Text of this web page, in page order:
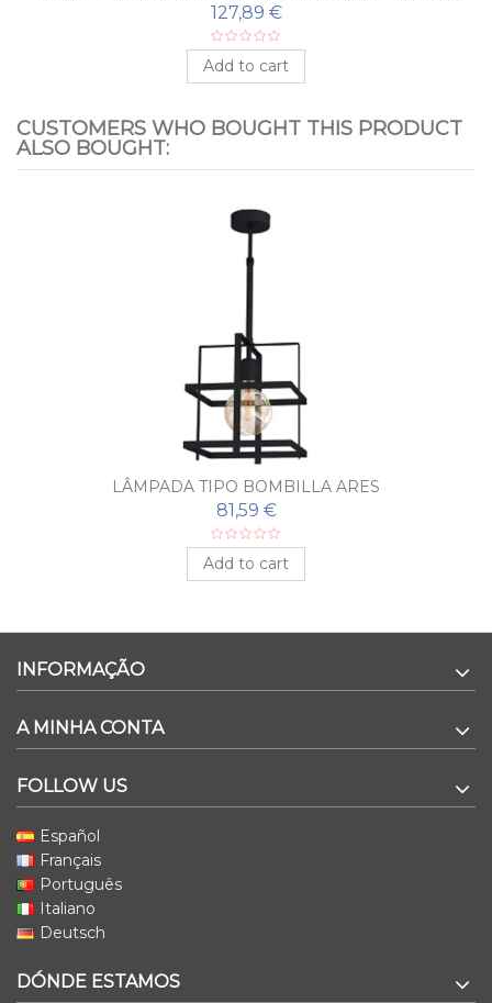
127,89 €
Add to cart
CUSTOMERS WHO BOUGHT THIS PRODUCT
ALSO BOUGHT:
LÂMPADA TIPO BOMBILLA ARES
81,59 €
Add to cart
INFORMAÇÃO
A MINHA CONTA
FOLLOW US
Español
Français
Português
Italiano
Deutsch
DÓNDE ESTAMOS